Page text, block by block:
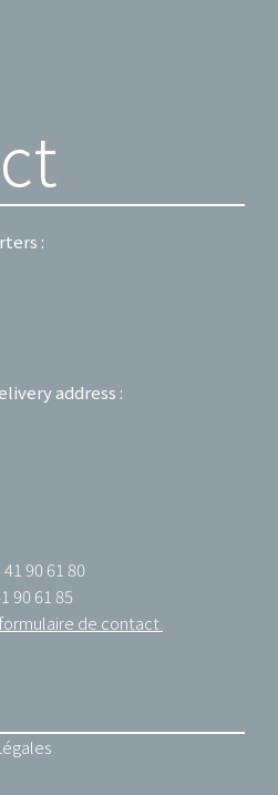
:
address :
41 90 61 80
90 61 85
de contact